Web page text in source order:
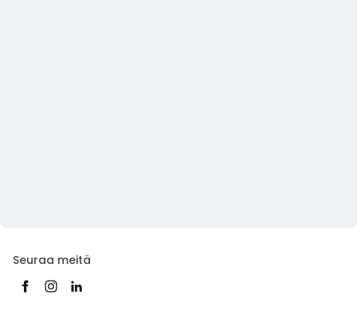
Seuraa meitä